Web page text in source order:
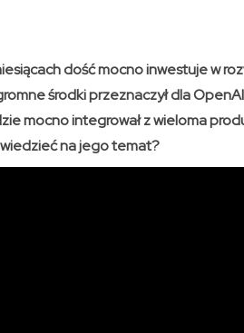
dość mocno inwestuje w
środki przeznaczył dla
mocno integrował z wieloma
na jego temat?